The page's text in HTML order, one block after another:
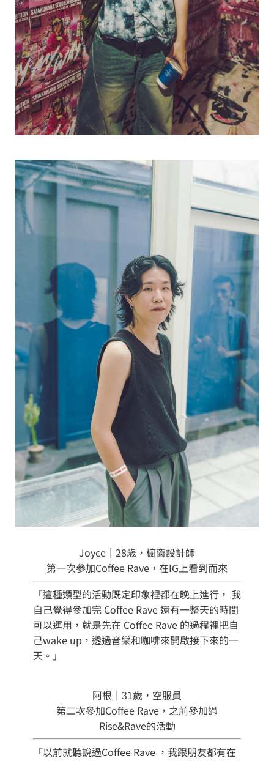
Joyce ｜ 28歲，櫥窗設計師
第一次參加Coffee Rave，在IG上看到而來
「這種類型的活動既定印象裡都在晚上進行， 我
自己覺得參加完 Coffee Rave 還有一整天的時間
可以運用，就是先在 Coffee Rave 的過程裡把自
己wake up，透過音樂和咖啡來開啟接下來的一
天。」
阿根｜31歲，空服員
第二次參加Coffee Rave，之前參加過
Rise&Rave的活動
「以前就聽說過Coffee Rave ，我跟朋友都有在